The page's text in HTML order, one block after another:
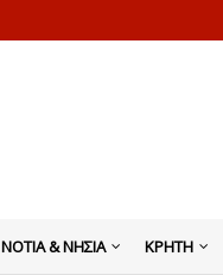
ΝΟΤΙΑ & ΝΗΣΙΑ ΚΡΗΤΗ